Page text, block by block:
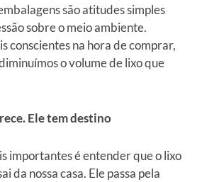
são atitudes simples
sobre o meio ambiente.
conscientes na hora de comprar,
o volume de lixo que
Ele tem destino
importantes é entender que o lixo
da nossa casa. Ele passa pela